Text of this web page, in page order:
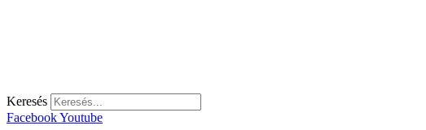
Keresés
FacebookYoutube